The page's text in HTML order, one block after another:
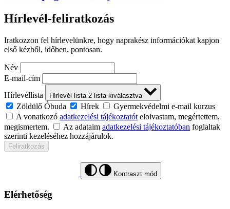
Hírlevél-feliratkozás
Iratkozzon fel hírlevelünkre, hogy naprakész információkat kapjon
első kézből, időben, pontosan.
Név
E-mail-cím
Hírlevéllista
Hírlevél lista 2 lista kiválasztva
Zöldülő Óbuda Hírek
Gyermekvédelmi e-mail kurzus
A vonatkozó adatkezelési tájékoztatót elolvastam, megértettem,
megismertem.
Az adataim adatkezelési tájékoztatóban foglaltak
szerinti kezeléséhez hozzájárulok.
Feliratkozás
Kontraszt mód
Elérhetőség